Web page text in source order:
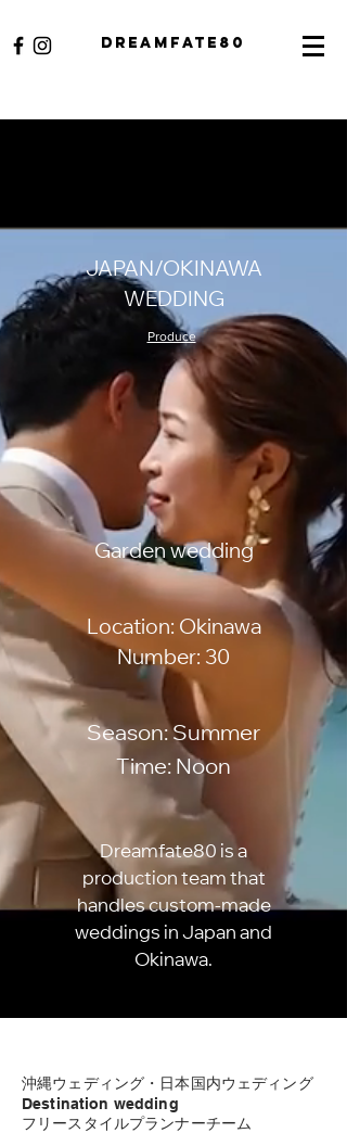
​Dreamfate80
JAPAN/OKINAWA
​WEDDING
Produce
Garden wedding
Location: Okinawa
Number: 30
Season: Summer
Time: Noon
Dreamfate80 is a
production team that
handles custom-made
weddings in Japan and
Okinawa.
沖縄ウェディング・日本国内ウェディング
Destination wedding
フリースタイルプランナーチーム